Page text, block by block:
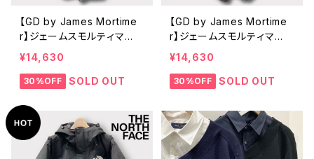
【GD by James Mortime
r】ジェームスモルティマ
ー グランダッドシャツ ラ
イトグレー
¥14,630
30%OFF SOLD OUT
【GD by James Mortime
r】ジェームスモルティマ
ー グランダッドシャツ チ
ャコールグレー
¥14,630
30%OFF SOLD OUT